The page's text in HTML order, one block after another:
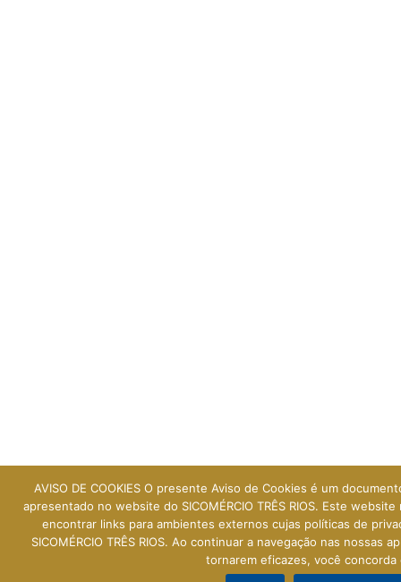
AVISO DE COOKIES O presente Aviso de Cookies é um
apresentado no website do SICOMÉRCIO TRÊS RIOS. Este
encontrar links para ambientes externos cujas políticas de
SICOMÉRCIO TRÊS RIOS. Ao continuar a navegação nas nossas
tornarem eficazes, você concorda